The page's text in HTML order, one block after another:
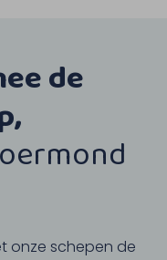
de
onze schepen de